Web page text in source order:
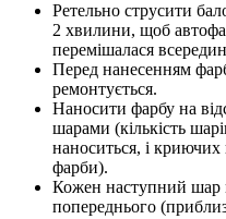
Ретельно струсити
2 хвилини, щоб
перемішалася
Перед нанесенням
ремонтується.
Наносити фарбу на
шарами (кількість
наноситься, і криючих
фарби).
Кожен наступний шар
попереднього